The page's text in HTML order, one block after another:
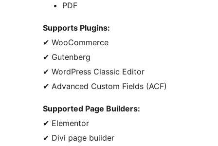
PDF
Supports Plugins:
✔ WooCommerce
✔ Gutenberg
✔ WordPress Classic Editor
✔ Advanced Custom Fields (ACF)
Supported Page Builders:
✔ Elementor
✔ Divi page builder